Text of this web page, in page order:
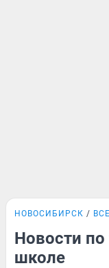
НОВОСИБИРСК
Новости по
школе